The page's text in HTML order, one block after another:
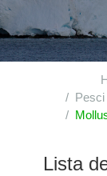
Pesci e
Molluschi, anche separati dalla loro
Lista